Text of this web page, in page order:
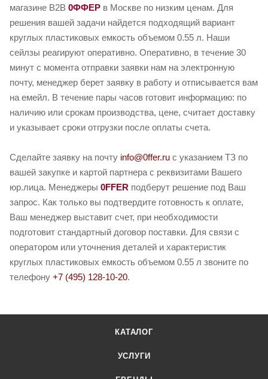
магазине B2B 0ФФЕР в Москве по низким ценам. Для
решения вашей задачи найдется подходящий вариант
круглых пластиковых емкость объемом 0.55 л. Наши
сейлзы реагируют оперативно. Оперативно, в течение 30
минут с момента отправки заявки нам на электронную
почту, менеджер берет заявку в работу и отписывается вам
на емейл. В течение пары часов готовит информацию: по
наличию или срокам производства, цене, считает доставку
и указывает сроки отгрузки после оплаты счета.
Сделайте заявку на почту info@0ffer.ru с указанием ТЗ по
вашей закупке и картой партнера с реквизитами Вашего
юр.лица. Менеджеры 0FFER подберут решение под Ваш
запрос. Как только вы подтвердите готовность к оплате,
Ваш менеджер выставит счет, при необходимости
подготовит стандартный договор поставки. Для связи с
оператором или уточнения деталей и характеристик
круглых пластиковых емкость объемом 0.55 л звоните по
телефону +7 (495) 128-10-20.
КАТАЛОГ
УСЛУГИ